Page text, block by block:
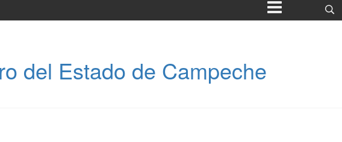
del Estado de Campeche